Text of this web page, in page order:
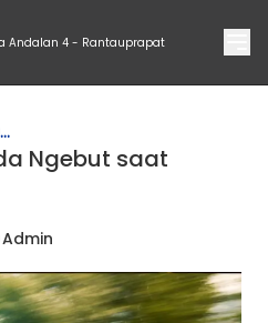
Andalan 4 - Rantauprapat
Ngebut saat
Admin